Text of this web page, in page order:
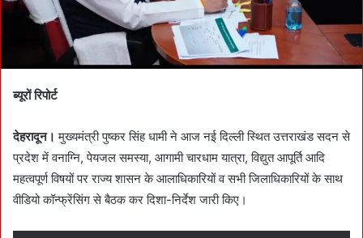
ब्यूरों रिपोर्ट
देहरादून। मुख्यमंत्री पुष्कर सिंह धामी ने आज नई दिल्ली स्थित उत्तराखंड सदन से
प्रदेश में वनाग्नि, पेयजल समस्या, आगामी चारधाम यात्रा, विद्युत आपूर्ति आदि
महत्वपूर्ण विषयों पर राज्य शासन के आलाधिकारियों व सभी जिलाधिकारियों के साथ
वीडियो कॉन्फ्रेंसिंग से बैठक कर दिशा-निर्देश जारी किए।